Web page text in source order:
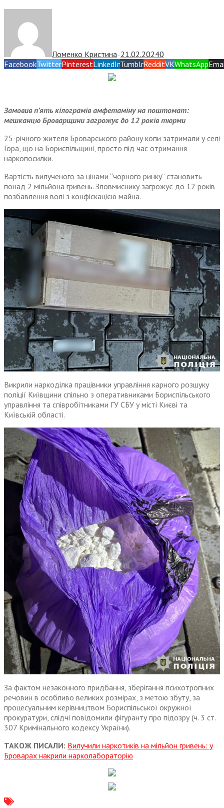
Ломенко Кристина— 21.02.20240
FacebookTwitterPinterestLinkedInTumblrRedditVKWhatsApp
Замовив п’ять кілограмів амфетаміну на поштомат:
мешканцю Броварщини загрожує до 12 років тюрми
25-річного жителя Броварського району копи затримали у селі
Гора, що на Бориспільщині, просто під час отримання
наркопосилки.
Вартість вилученого за цінами “чорного ринку” становить
понад 2 мільйона гривень. Зловмиснику загрожує до 12 років
позбавлення волі з конфіскацією майна.
Викрили наркоділка працівники управління карного розшуку
поліції Київщини спільно з оперативниками Бориспільського
управління та співробітниками ГУ СБУ у місті Києві та
Київській області.
За фактом незаконного придбання, зберігання психотропних
речовин в особливо великих розмірах, з метою збуту, за
процесуальним керівництвом Бориспільської окружної
прокуратури, слідчі повідомили фігуранту про підозру (ч. 3 ст.
307 Кримінального кодексу України).
ТАКОЖ ПИСАЛИ: Вилучили наркотиків на мільйон гривень: у
Броварах накрили нарколабораторію